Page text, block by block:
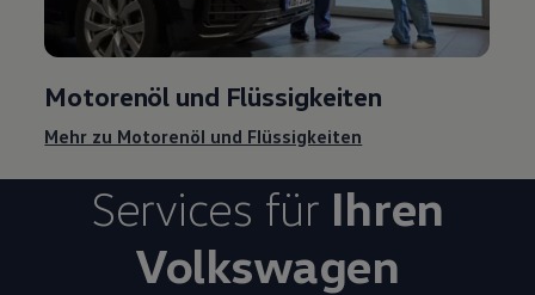
Motorenöl und Flüssigkeiten
Mehr zu Motorenöl und Flüssigkeiten
Services für Ihren
Volkswagen